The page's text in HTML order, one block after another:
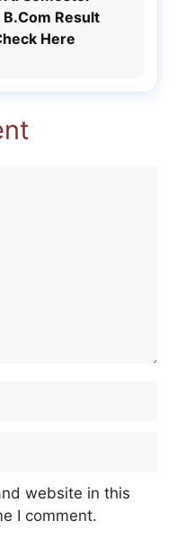
Result
Here
website in this
I comment.